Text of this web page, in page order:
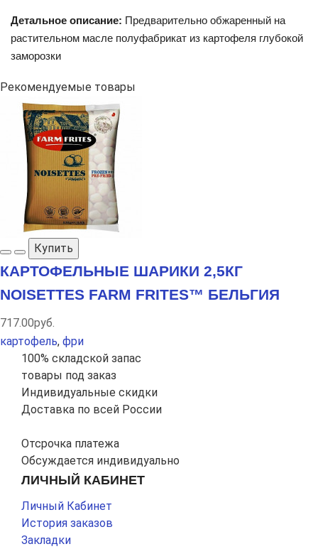
Детальное описание: Предварительно обжаренный на
растительном масле полуфабрикат из картофеля глубокой
заморозки
Рекомендуемые товары
Купить
КАРТОФЕЛЬНЫЕ ШАРИКИ 2,5КГ
NOISETTES FARM FRITES™ БЕЛЬГИЯ
717.00руб.
картофель, фри
100% складской запас
товары под заказ
Индивидуальные скидки
Доставка по всей России
Отсрочка платежа
Обсуждается индивидуально
ЛИЧНЫЙ КАБИНЕТ
Личный Кабинет
История заказов
Закладки